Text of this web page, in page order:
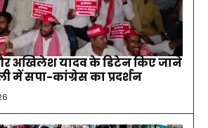
अखिलेश यादव के डिटेन किए जाने
में सपा-कांग्रेस का प्रदर्शन